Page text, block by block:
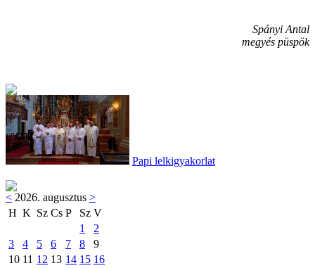
Spányi Antal
megyés püspök
Papi lelkigyakorlat
< 2026. augusztus >
H K Sz Cs P Sz V
1
2
3
4 5 6 7 8
9
10 11 12 13 14 15 16